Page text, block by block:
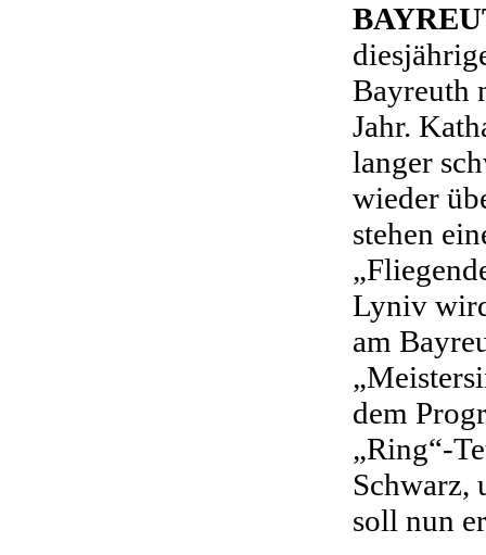
Bayreuth
Jahr.
langer
wieder
stehen
Lyniv
am
dem
„Ring“-
Schwarz,
soll nun